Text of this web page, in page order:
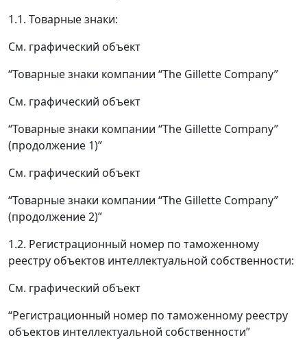
1.1. Товарные знаки:
См. графический объект
“Товарные знаки компании “The Gillette Company”
См. графический объект
“Товарные знаки компании “The Gillette Company”
(продолжение 1)”
См. графический объект
“Товарные знаки компании “The Gillette Company”
(продолжение 2)”
1.2. Регистрационный номер по таможенному
реестру объектов интеллектуальной собственности:
См. графический объект
“Регистрационный номер по таможенному реестру
объектов интеллектуальной собственности”